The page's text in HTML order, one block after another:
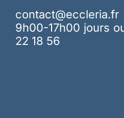
9h00-17h00 jours
22 18 56